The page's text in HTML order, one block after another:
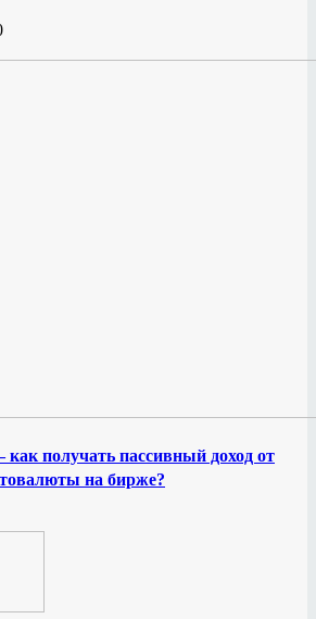
получать пассивный доход от
на бирже?